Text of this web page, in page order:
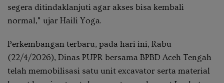
segera ditindaklanjuti agar akses bisa kembali
normal,” ujar Haili Yoga.
Perkembangan terbaru, pada hari ini, Rabu
(22/4/2026), Dinas PUPR bersama BPBD Aceh Tengah
telah memobilisasi satu unit excavator serta material